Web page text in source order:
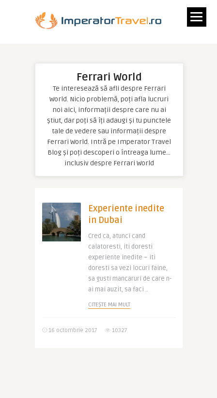
Ferrari World
Te interesează să afli despre Ferrari
World. Nicio problemă, poți afla lucruri
noi aici, informații despre care nu ai
știut, dar poți să îți adaugi și tu punctele
tale de vedere sau informații despre
Ferrari World. Intră pe Imperator Travel
Blog și poți descoperi o întreaga lume…
inclusiv despre Ferrari World
Experiente inedite
in Dubai
Cred ca, atunci cand
calatoresti, iti doresti
experiente inedite – iti
doresti sa vezi locuri faine,
sa gusti mancaruri de care n-
ai mai auzit, sa faci ..
CITEȘTE MAI MULT
16 octombrie 2017 10327